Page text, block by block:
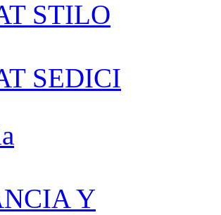
STILO
SEDICI
Y